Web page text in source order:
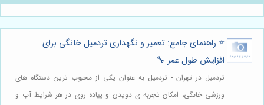
⭐️ راهنمای جامع: تعمیر و نگهداری تردمیل خانگی برای
افزایش طول عمر 🔧
تردمیل در تهران - تردمیل به عنوان یکی از محبوب ترین دستگاه های
ورزشی خانگی، امکان تجربه ی دویدن و پیاده روی در هر شرایط آب و